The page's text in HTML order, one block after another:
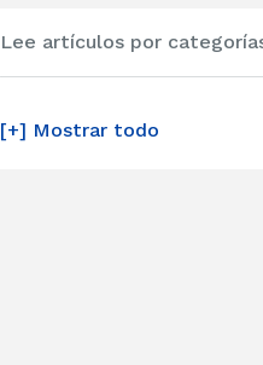
Lee artículos por
[+] Mostrar todo